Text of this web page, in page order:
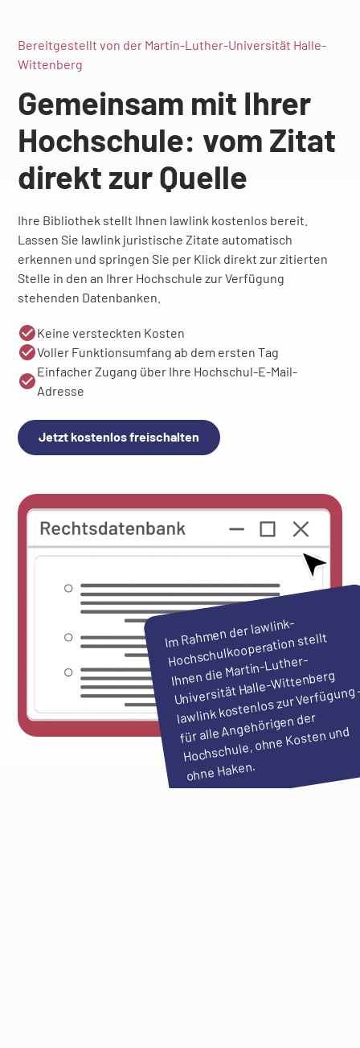
Bereitgestellt von der Martin-Luther-Universität Halle-
Wittenberg
Gemeinsam mit Ihrer
Hochschule: vom Zitat
direkt zur Quelle
Ihre Bibliothek stellt Ihnen lawlink kostenlos bereit.
Lassen Sie lawlink juristische Zitate automatisch
erkennen und springen Sie per Klick direkt zur zitierten
Stelle in den an Ihrer Hochschule zur Verfügung
stehenden Datenbanken.
Keine versteckten Kosten
Voller Funktionsumfang ab dem ersten Tag
Einfacher Zugang über Ihre Hochschul-E-Mail-
Adresse
Jetzt kostenlos freischalten
I
m Rah
men der lawlink-
Hochschulkooperation stellt
Ihnen die Martin-Luther-
Universität Halle-
Wittenberg
lawlink kostenlos zur
für alle Angehörigen der
Hochschule, ohne Kosten und
ohne Haken.